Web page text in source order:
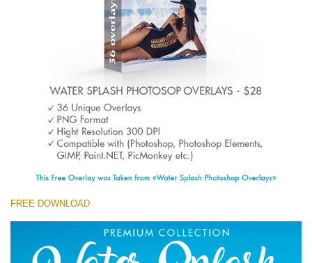
Large 6000*4000px
मुफ्त डाउनलोड
FREE DOWNLOAD